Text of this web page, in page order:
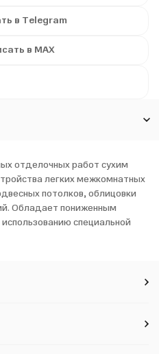
в Telegram
в MAX
отделочных работ сухим
легких межкомнатных
потолков, облицовки
Обладает пониженным
специальной